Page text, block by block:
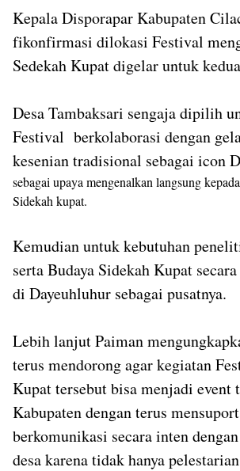
Kepala Disporapar Kabupaten
fikonfirmasi dilokasi Festival
Sedekah Kupat digelar untuk
Desa Tambaksari sengaja dipilih
Festival berkolaborasi dengan
kesenian tradisional sebagai icon
sebagai upaya mengenalkan langsung
Sidekah kupat.
Kemudian untuk kebutuhan
serta Budaya Sidekah Kupat
di Dayeuhluhur sebagai pusatnya.
Lebih lanjut Paiman
terus mendorong agar kegiatan
Kupat tersebut bisa menjadi event
Kabupaten dengan terus
berkomunikasi secara inten
desa karena tidak hanya